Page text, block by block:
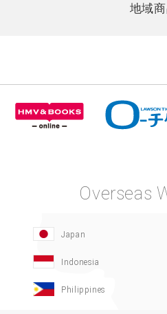
地域
Overseas
Japan
Indonesia
Philippines